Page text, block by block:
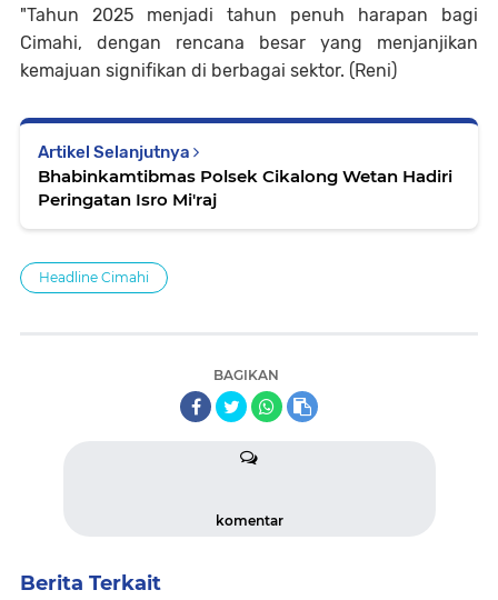
"Tahun 2025 menjadi tahun penuh harapan bagi
Cimahi, dengan rencana besar yang menjanjikan
kemajuan signifikan di berbagai sektor. (Reni)
Artikel Selanjutnya
Bhabinkamtibmas Polsek Cikalong Wetan Hadiri
Peringatan Isro Mi'raj
Headline Cimahi
BAGIKAN
komentar
Berita Terkait